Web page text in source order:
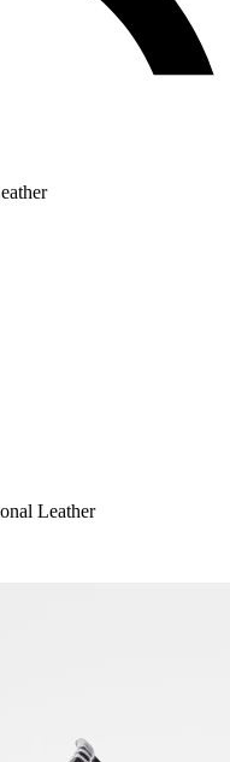
Leather